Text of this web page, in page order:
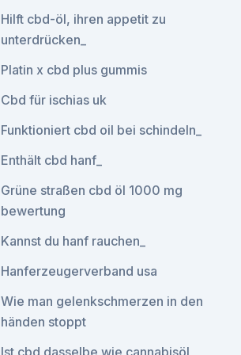
Hilft cbd-öl, ihren appetit zu
unterdrücken_
Platin x cbd plus gummis
Cbd für ischias uk
Funktioniert cbd oil bei schindeln_
Enthält cbd hanf_
Grüne straßen cbd öl 1000 mg
bewertung
Kannst du hanf rauchen_
Hanferzeugerverband usa
Wie man gelenkschmerzen in den
händen stoppt
Ist cbd dasselbe wie cannabisöl